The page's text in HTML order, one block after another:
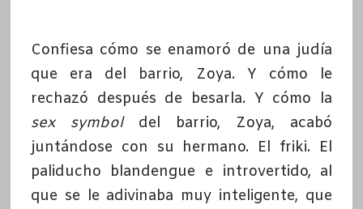
Confiesa cómo se enamoró de una judía
que era del barrio, Zoya. Y cómo le
rechazó después de besarla. Y cómo la
sex symboldel barrio, Zoya, acabó
juntándose con su hermano. El friki. El
paliducho blandengue e introvertido, al
que se le adivinaba muy inteligente, que